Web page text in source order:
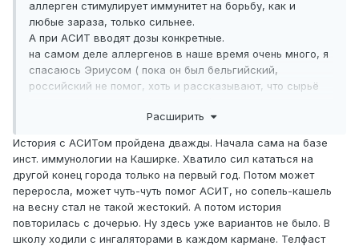
аллерген стимулирует иммунитет на борьбу, как и
любые зараза, только сильнее.
А при АСИТ вводят дозы конкретные.
на самом деле аллергенов в наше время очень много, я
спасаюсь Эриусом ( пока он был бельгийский,
российский не помог, хоть и рассказывают, что сырьё
Расширить
История с АСИТом пройдена дважды. Начала сама на базе
инст. иммунологии на Каширке. Хватило сил кататься на
другой конец города только на первый год. Потом может
переросла, может чуть-чуть помог АСИТ, но сопель-кашель
на весну стал не такой жестокий. А потом история
повторилась с дочерью. Ну здесь уже вариантов не было. В
школу ходили с ингаляторами в каждом кармане. Телфаст